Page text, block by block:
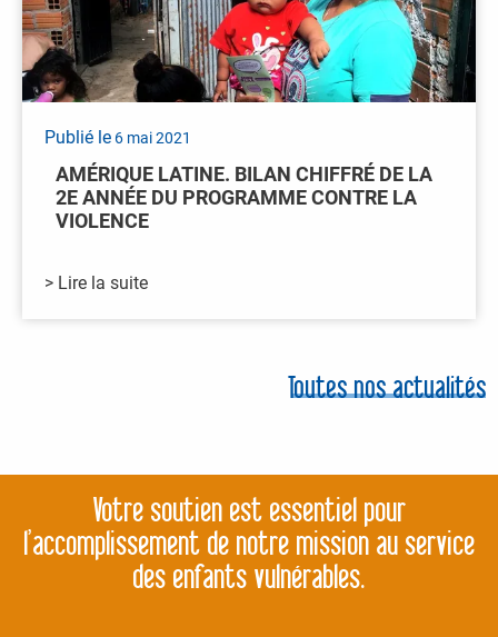
Publié le 6 mai 2021
AMÉRIQUE LATINE. BILAN CHIFFRÉ DE LA
2E ANNÉE DU PROGRAMME CONTRE LA
VIOLENCE
> Lire la suite
Toutes nos actualités
Votre soutien est essentiel pour
l’accomplissement de notre mission au service
des enfants vulnérables.